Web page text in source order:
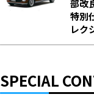
部改
特別
レク
SPECIAL